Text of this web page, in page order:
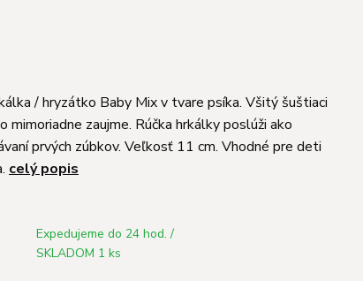
/ hryzátko Baby Mix v tvare psíka. Všitý šuštiaci
mimoriadne zaujme. Rúčka hrkálky poslúži ako
prvých zúbkov. Veľkosť 11 cm. Vhodné pre deti
celý popis
Expedujeme do 24 hod. /
SKLADOM 1 ks